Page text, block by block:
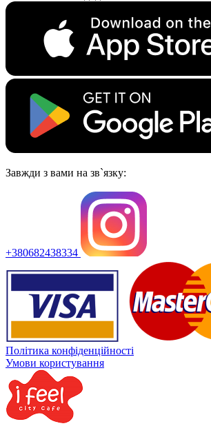
Завжди з вами на зв`язку:
+380682438334
Політика конфіденційності
Умови користування